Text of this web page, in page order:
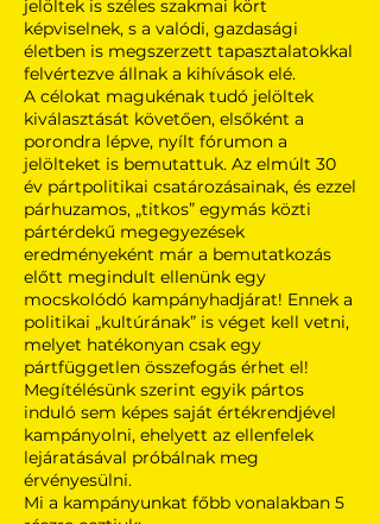
jelöltek is széles szakmai kört
képviselnek, s a valódi, gazdasági
életben is megszerzett tapasztalatokkal
felvértezve állnak a kihívások elé.
A célokat magukénak tudó jelöltek
kiválasztását követően, elsőként a
porondra lépve, nyílt fórumon a
jelölteket is bemutattuk. Az elmúlt 30
év pártpolitikai csatározásainak, és ezzel
párhuzamos, „titkos” egymás közti
pártérdekű megegyezések
eredményeként már a bemutatkozás
előtt megindult ellenünk egy
mocskolódó kampányhadjárat! Ennek a
politikai „kultúrának” is véget kell vetni,
melyet hatékonyan csak egy
pártfüggetlen összefogás érhet el!
Megítélésünk szerint egyik pártos
induló sem képes saját értékrendjével
kampányolni, ehelyett az ellenfelek
lejáratásával próbálnak meg
érvényesülni.
Mi a kampányunkat főbb vonalakban 5